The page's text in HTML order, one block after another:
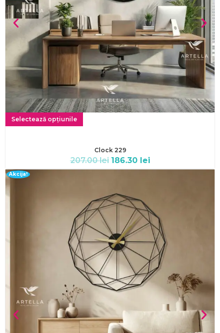
Selectează opțiunile
Clock 229
207.00lei 186.30 lei
Akcija!